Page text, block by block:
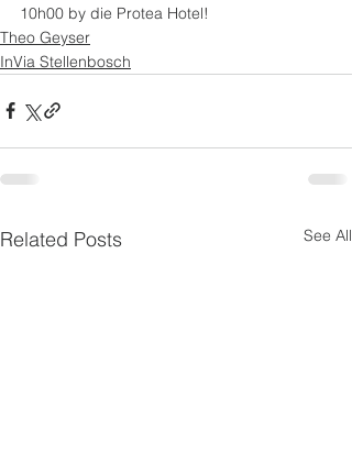
10h00 by die Protea Hotel!
Theo Geyser
InVia Stellenbosch
Related Posts See All